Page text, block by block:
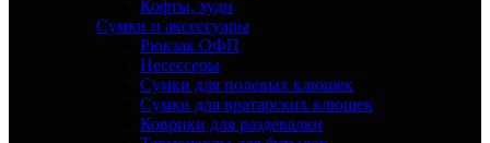
Кофты, худи
Сумки и аксессуары
Рюкзак ОФП
Несессеры
Сумки для полевых клюшек
Сумки для вратарских клюшек
Коврики для раздевалки